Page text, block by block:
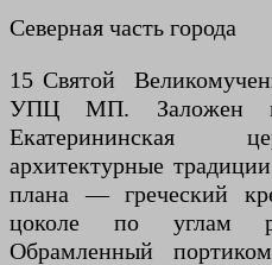
Северная часть города
15 Святой
УПЦ МП. Заложен в
Екатерининская
архитектурные
плана — греческий
цоколе по углам
Обрамленный